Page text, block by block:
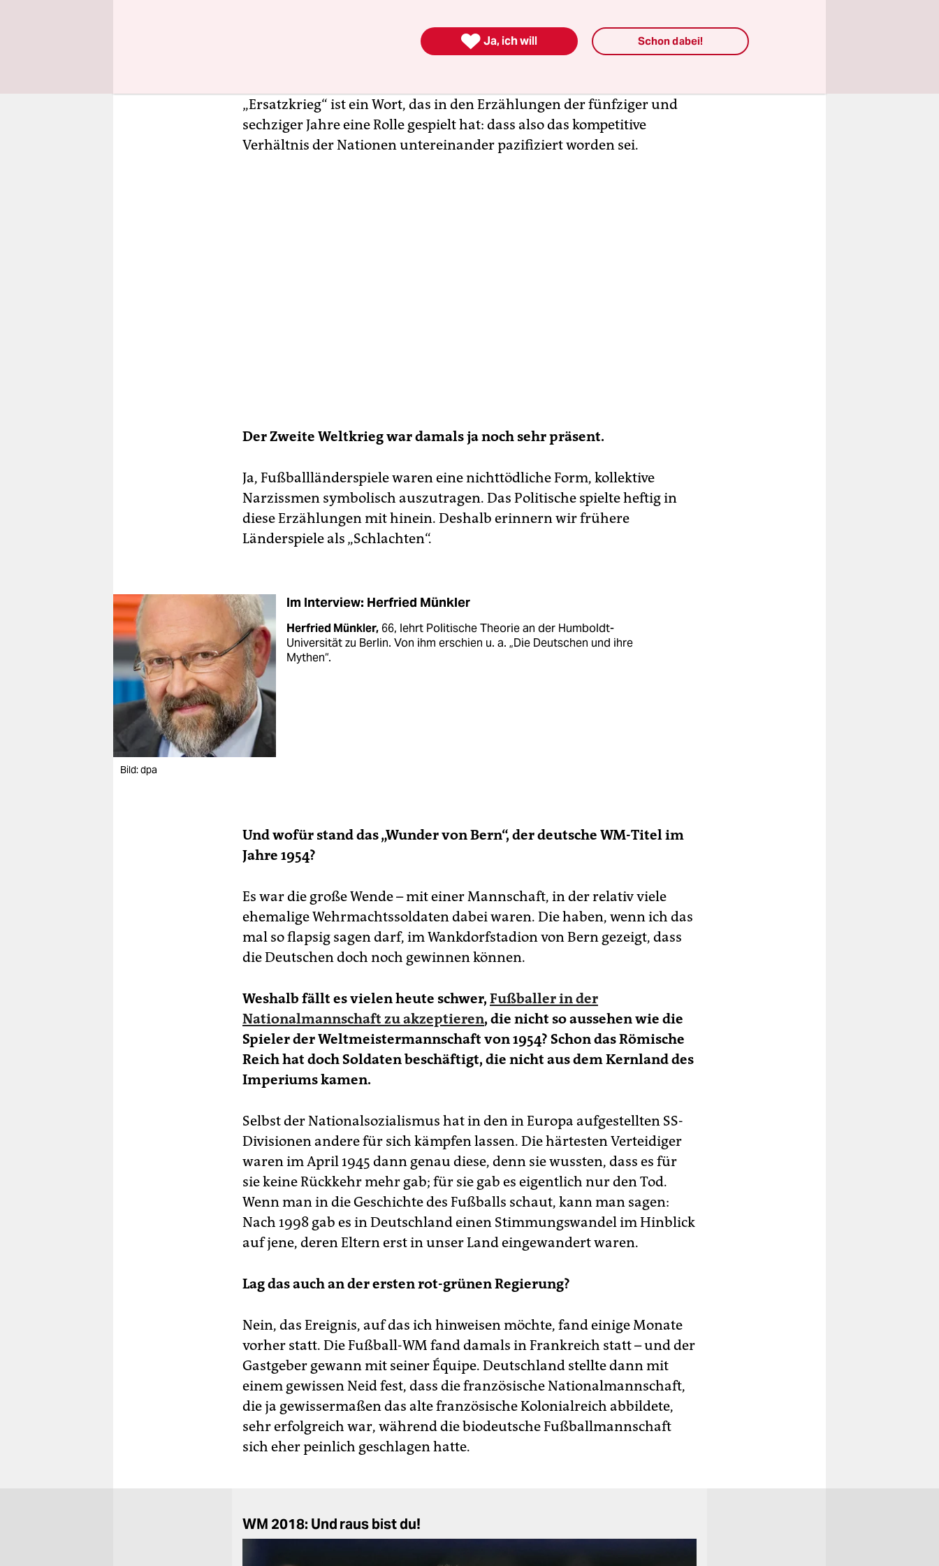
„Ersatzkrieg“ ist ein Wort, das in den Erzählungen der fünfziger und
sechziger Jahre eine Rolle gespielt hat: dass also das kompetitive
Verhältnis der Nationen untereinander pazifiziert worden sei.
Der Zweite Weltkrieg war damals ja noch sehr präsent.
Ja, Fußballländerspiele waren eine nichttödliche Form, kollektive
Narzissmen symbolisch auszutragen. Das Politische spielte heftig in
diese Erzählungen mit hinein. Deshalb erinnern wir frühere
Länderspiele als „Schlachten“.
Bild: dpa
Im Interview: Herfried Münkler
Herfried Münkler,66, lehrt Politische Theorie an der Humboldt-
Universität zu Berlin. Von ihm erschien u. a. „Die Deutschen und ihre
Mythen“.
Und wofür stand das „Wunder von Bern“, der deutsche WM-Titel im
Jahre 1954?
Es war die große Wende – mit einer Mannschaft, in der relativ viele
ehemalige Wehrmachtssoldaten dabei waren. Die haben, wenn ich das
mal so flapsig sagen darf, im Wankdorfstadion von Bern gezeigt, dass
die Deutschen doch noch gewinnen können.
Weshalb fällt es vielen heute schwer, Fußballer in der
Nationalmannschaft zu akzeptieren, die nicht so aussehen wie die
Spieler der Weltmeistermannschaft von 1954? Schon das Römische
Reich hat doch Soldaten beschäftigt, die nicht aus dem Kernland des
Imperiums kamen.
Selbst der Nationalsozialismus hat in den in Europa aufgestellten SS-
Divisionen andere für sich kämpfen lassen. Die härtesten Verteidiger
waren im ­April 1945 dann genau diese, denn sie wussten, dass es für
sie keine Rückkehr mehr gab; für sie gab es eigentlich nur den Tod.
Wenn man in die Geschichte des Fußballs schaut, kann man sagen:
Nach 1998 gab es in Deutschland einen Stimmungswandel im Hinblick
auf jene, deren Eltern erst in unser Land eingewandert waren.
Lag das auch an der ersten rot-grünen Regierung?
Nein, das Ereignis, auf das ich hinweisen möchte, fand einige Monate
vorher statt. Die Fußball-WM fand damals in Frankreich statt – und der
Gastgeber gewann mit seiner Équipe. Deutschland stellte dann mit
einem gewissen Neid fest, dass die französische Nationalmannschaft,
die ja gewissermaßen das alte französische Kolonialreich abbildete,
sehr erfolgreich war, während die biodeutsche Fußballmannschaft
sich eher peinlich geschlagen hatte.
WM 2018: Und raus bist du!
 Ja, ich will Schon dabei!